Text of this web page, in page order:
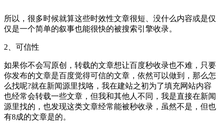
所以，很多时候就算这些时效性文章很短、没什么内容或是仅
仅是一个简单的叙事也能很快的被搜索引擎收录。
2、可信性
如果你不会写原创，转载的文章想让百度秒收录也不难，只要
你发布的文章是百度觉得可信的文章，依然可以做到，那么怎
么找呢?就在新闻源里找咯，我在建站之初为了填充网站内容
也经常会转载一些文章，但我和其他人不同，我是直接在新闻
源里找的，也发现这类文章经常能被秒收录，虽然不是，但也
有8成的文章是的。